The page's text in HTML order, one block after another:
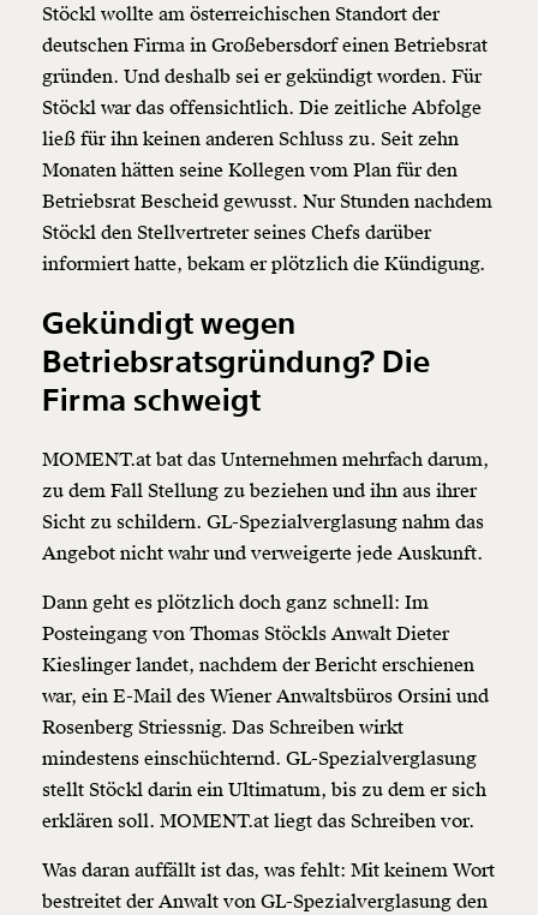
Stöckl wollte am österreichischen Standort der
deutschen Firma in Großebersdorf einen Betriebsrat
gründen. Und deshalb sei er gekündigt worden. Für
Stöckl war das offensichtlich. Die zeitliche Abfolge
ließ für ihn keinen anderen Schluss zu. Seit zehn
Monaten hätten seine Kollegen vom Plan für den
Betriebsrat Bescheid gewusst. Nur Stunden nachdem
Stöckl den Stellvertreter seines Chefs darüber
informiert hatte, bekam er plötzlich die Kündigung.
Gekündigt wegen
Betriebsratsgründung? Die
Firma schweigt
MOMENT.at bat das Unternehmen mehrfach darum,
zu dem Fall Stellung zu beziehen und ihn aus ihrer
Sicht zu schildern. GL-Spezialverglasung nahm das
Angebot nicht wahr und verweigerte jede Auskunft.
Dann geht es plötzlich doch ganz schnell: Im
Posteingang von Thomas Stöckls Anwalt Dieter
Kieslinger landet, nachdem der Bericht erschienen
war, ein E-Mail des Wiener Anwaltsbüros Orsini und
Rosenberg Striessnig. Das Schreiben wirkt
mindestens einschüchternd. GL-Spezialverglasung
stellt Stöckl darin ein Ultimatum, bis zu dem er sich
erklären soll. MOMENT.at liegt das Schreiben vor.
Was daran auffällt ist das, was fehlt: Mit keinem Wort
bestreitet der Anwalt von GL-Spezialverglasung den